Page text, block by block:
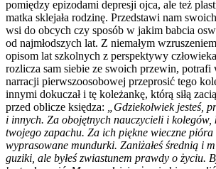
pomiędzy epizodami depresji ojca, ale też
matka sklejała rodzinę. Przedstawi nam
wsi do obcych czy sposób w jakim babcia
od najmłodszych lat. Z niemałym
opisom lat szkolnych z perspektywy
rozlicza sam siebie ze swoich przewin, potrafi
narracji pierwszoosobowej przeprosić tego
innymi dokuczał i tę koleżankę, którą siłą
przed oblicze księdza:
„Gdziekolwiek jesteś,
i innych. Za obojętnych nauczycieli i
twojego zapachu. Za ich piękne wieczne
wyprasowane mundurki. Zaniżałeś średnią i
guziki, ale byłeś zwiastunem prawdy o życiu.